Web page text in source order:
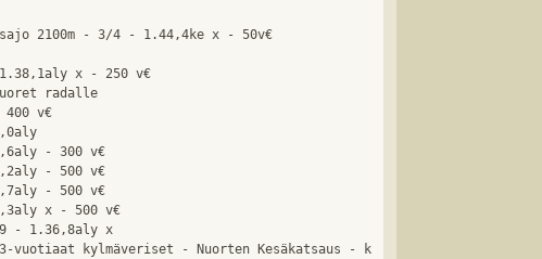
2100m - 3/4 - 1.44,4ke x - 50v€
x - 250 v€
radalle
v€
- 300 v€
- 500 v€
- 500 v€
x - 500 v€
9 - 1.36,8aly x
vuotiaat kylmäveriset - Nuorten Kesäkatsaus - k